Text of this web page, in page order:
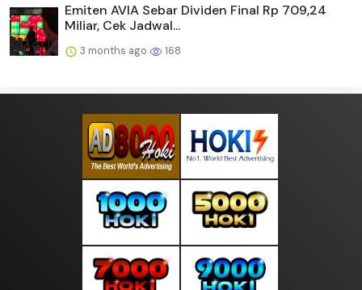
Emiten AVIA Sebar Dividen Final Rp 709,24
Miliar, Cek Jadwal...
3 months ago 168